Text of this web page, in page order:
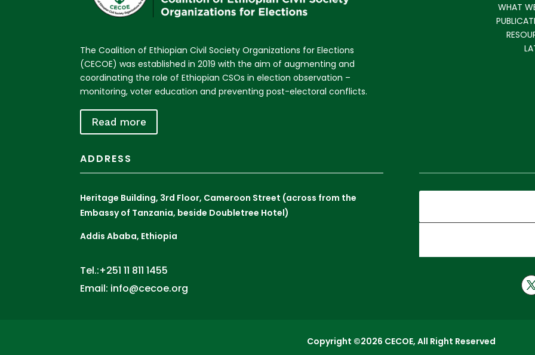
The Coalition of Ethiopian Civil Society Organizations for Elections
(CECOE) was established in 2019 with the aim of augmenting and
coordinating the role of Ethiopian CSOs in election observation –
monitoring, voter education and preventing post-electoral conflicts.
Read more
WHAT
ADDRESS
Heritage Building, 3rd Floor, Cameroon Street (across from the
Embassy of Tanzania, beside Doubletree Hotel)
Addis Ababa, Ethiopia
Tel.:+251 11 811 1455
Email: info@cecoe.org
Copyright ©2026 CECOE, All Right Reserved